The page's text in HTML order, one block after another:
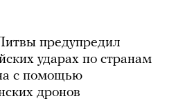
предупредил
ударах по странам
с помощью
дронов